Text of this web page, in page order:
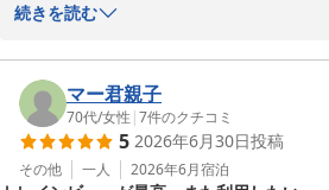
この度もご利用いただきましてありがと
朝食のパンケーキをお気に召していただ
読いたしました。フルーツの内容につき
してお預かりさせていただきます。これ
く寄り添い、より快適なご滞在を提供で
す。またのお帰りを、スタッフ一同心よ
続きを読む
マー君親子
70代/女性 |7件のクチコミ
5 2026年6月30日投稿
その他 一人 2026年6月宿泊